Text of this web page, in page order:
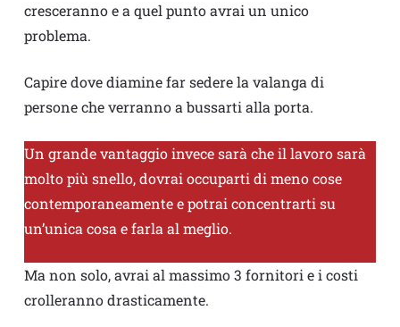
cresceranno e a quel punto avrai un unico
problema.
Capire dove diamine far sedere la valanga di
persone che verranno a bussarti alla porta.
Un grande vantaggio invece sarà che il lavoro sarà
molto più snello, dovrai occuparti di meno cose
contemporaneamente e potrai concentrarti su
un’unica cosa e farla al meglio.
Ma non solo, avrai al massimo 3 fornitori e i costi
crolleranno drasticamente.